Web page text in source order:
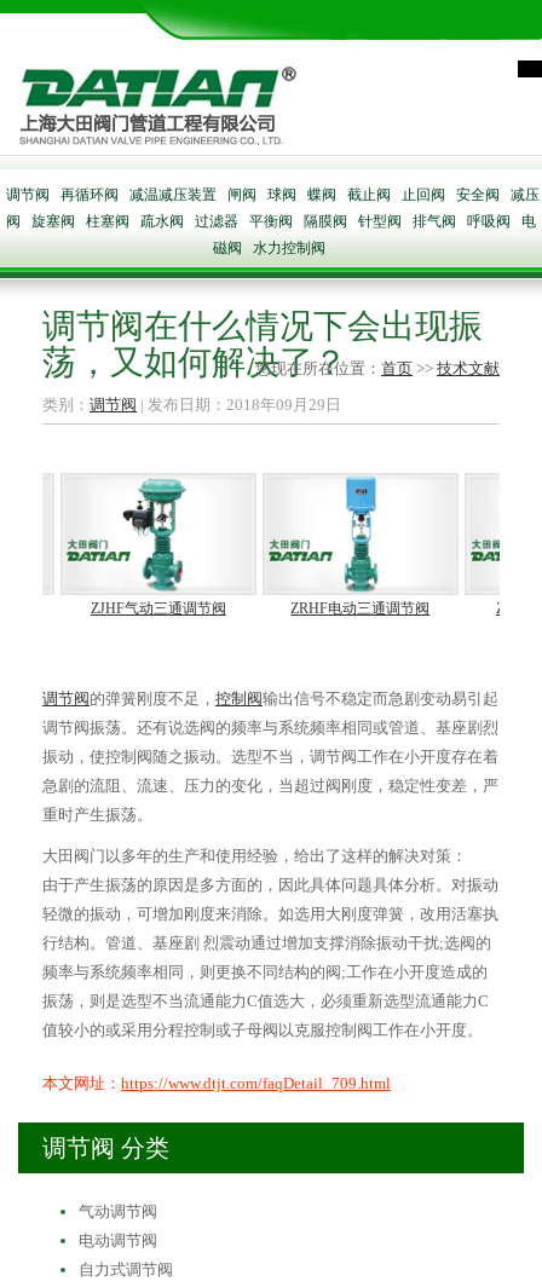
调节阀 再循环阀 减温减压装置 闸阀 球阀 蝶阀 截止阀 止回阀 安全阀
减压
阀
旋塞阀 柱塞阀 疏水阀 过滤器 平衡阀 隔膜阀 针型阀 排气阀 呼吸阀
电
磁阀
水力控制阀
调节阀在什么情况下会出现振
荡，又如何解决了？
类别： 调节阀 | 发布日期：2018年09月29日
您现在所在位置： 首页 >> 技术文献
ZJHF气动三通调节阀 ZRHF电动三通调节阀 ZJHJ气
调节阀的弹簧刚度不足， 控制阀输出信号不稳定而急剧变动易引起
调节阀振荡。还有说选阀的频率与系统频率相同或管道、基座剧烈
振动，使控制阀随之振动。选型不当，调节阀工作在小开度存在着
急剧的流阻、流速、压力的变化，当超过阀刚度，稳定性变差，严
重时产生振荡。
大田阀门以多年的生产和使用经验，给出了这样的解决对策：
由于产生振荡的原因是多方面的，因此具体问题具体分析。对振动
轻微的振动，可增加刚度来消除。如选用大刚度弹簧，改用活塞执
行结构。管道、基座剧 烈震动通过增加支撑消除振动干扰;选阀的
频率与系统频率相同，则更换不同结构的阀;工作在小开度造成的
振荡，则是选型不当流通能力C值选大，必须重新选型流通能力C
值较小的或采用分程控制或子母阀以克服控制阀工作在小开度。
本文网址： https://www.dtjt.com/faqDetail_709.html
调节阀 分类
气动调节阀
电动调节阀
自力式调节阀